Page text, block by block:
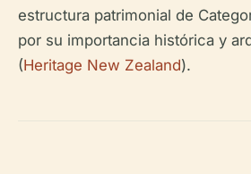
estructura patrimonial de
por su importancia histórica y
(Heritage New Zealand).